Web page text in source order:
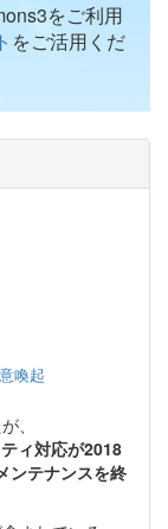
をご利用
をご活用くだ
喚起
、
ィ対応が2018
ンテナンスを終